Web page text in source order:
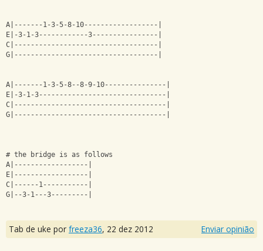
A|-------1-3-5-8-10------------------|
E|-3-1-3------------3----------------|
C|-----------------------------------|
G|-----------------------------------|
A|-------1-3-5-8--8-9-10---------------|
E|-3-1-3-------------------------------|
C|-------------------------------------|
G|-------------------------------------|
# the bridge is as follows
A|------------------|
E|------------------|
C|------1-----------|
G|--3-1---3---------|
Tab de uke por freeza36, 22 dez 2012 Enviar opinião